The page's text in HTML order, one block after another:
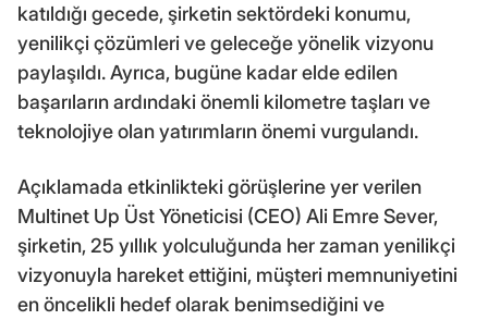
katıldığı gecede, şirketin sektördeki konumu,
yenilikçi çözümleri ve geleceğe yönelik vizyonu
paylaşıldı. Ayrıca, bugüne kadar elde edilen
başarıların ardındaki önemli kilometre taşları ve
teknolojiye olan yatırımların önemi vurgulandı.
Açıklamada etkinlikteki görüşlerine yer verilen
Multinet Up Üst Yöneticisi (CEO) Ali Emre Sever,
şirketin, 25 yıllık yolculuğunda her zaman yenilikçi
vizyonuyla hareket ettiğini, müşteri memnuniyetini
en öncelikli hedef olarak benimsediğini ve